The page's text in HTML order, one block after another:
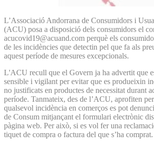
L’Associació Andorrana de Consumidors i
(ACU) posa a disposició dels consumidors el
acucovid19@acuand.com perquè els
de les incidències que detectin pel que fa als
aquest període de mesures excepcionals.
L'ACU recull que el Govern ja ha advertit que
sensible i vigilant per evitar que es produeixin
no justificats en productes de necessitat durant
període. Tanmateix, des de l’ACU, aprofiten
qualsevol incidència en comerços es pot
de Consum mitjançant el formulari electrònic
pàgina web. Per això, si es vol fer una
tiquet de compra o factura del que s’ha comprat.